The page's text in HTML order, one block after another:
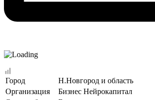
Город
Н.Новгород и область
Организация
Бизнес Нейрокапитал